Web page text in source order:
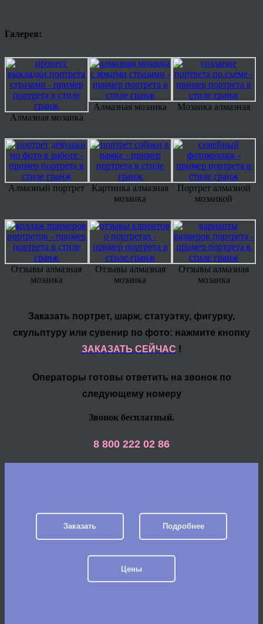
Галерея:
Алмазная мозаика
Алмазная мозаика Мозаика алмазная
Алмазный портрет
Картинка алмазная
мозаика
Портрет алмазной
мозаикой
Отзывы алмазная
мозаика
Отзывы алмазная
мозаика
Отзывы алмазная
мозаика
Заказать портрет, шарж, статуэтку, фигурку,
скульптуру или сувенир по фото: нажмите кнопку
ЗАКАЗАТЬ СЕЙЧАС !
Операторы готовы ответить на звонок по
следующему номеру
Звонок бесплатный.
8 800 222 02 86
Заказать Подробнее
Цены